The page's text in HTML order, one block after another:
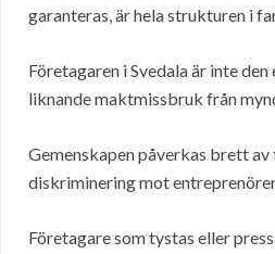
garanteras, är hela strukturen i
Företagaren i Svedala är inte
liknande maktmissbruk från
Gemenskapen påverkas brett
diskriminering mot
Företagare som tystas eller